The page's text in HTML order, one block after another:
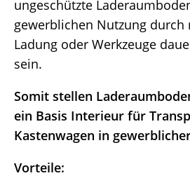
ungeschützte
gewerblichen Nutzung durch
Ladung oder Werkzeuge
sein.
Somit stellen
ein Basis Interieur für
Kastenwagen in
Vorteile: